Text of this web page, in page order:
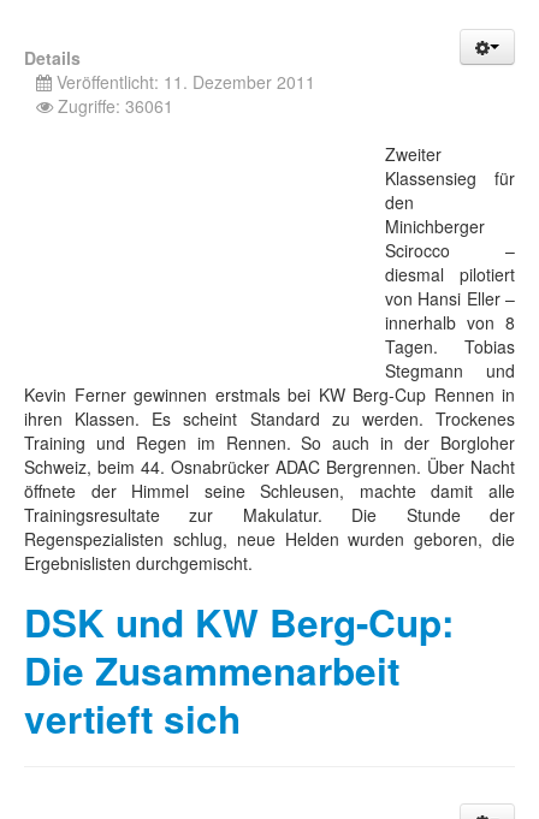
Details
Veröffentlicht: 11. Dezember 2011
Zugriffe: 36061
Zweiter
Klassensieg für
den
Minichberger
Scirocco –
diesmal pilotiert
von Hansi Eller –
innerhalb von 8
Tagen. Tobias
Stegmann und
Kevin Ferner gewinnen erstmals bei KW Berg-Cup Rennen in
ihren Klassen. Es scheint Standard zu werden. Trockenes
Training und Regen im Rennen. So auch in der Borgloher
Schweiz, beim 44. Osnabrücker ADAC Bergrennen. Über Nacht
öffnete der Himmel seine Schleusen, machte damit alle
Trainingsresultate zur Makulatur. Die Stunde der
Regenspezialisten schlug, neue Helden wurden geboren, die
Ergebnislisten durchgemischt.
DSK und KW Berg-Cup:
Die Zusammenarbeit
vertieft sich